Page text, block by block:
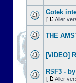
Gotek
[ Aller
THE
[VIDEO]
RSF3 -
[ Aller